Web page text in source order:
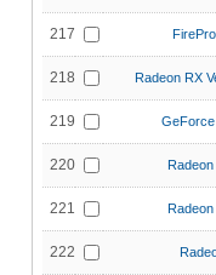
217
218 Radeon RX
219
220
221
222